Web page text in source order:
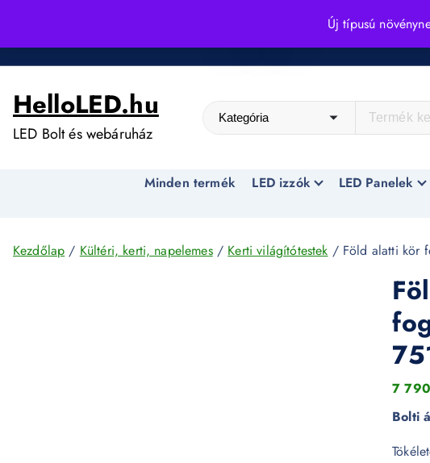
Új típusú
i
HelloLED.hu
LED Bolt és webáruház
Minden termék LED izzók LED Panelek
Kezdőlap / Kültéri, kerti, napelemes/ Kerti világítótestek / Föld alatti kör
7 790
Bolti